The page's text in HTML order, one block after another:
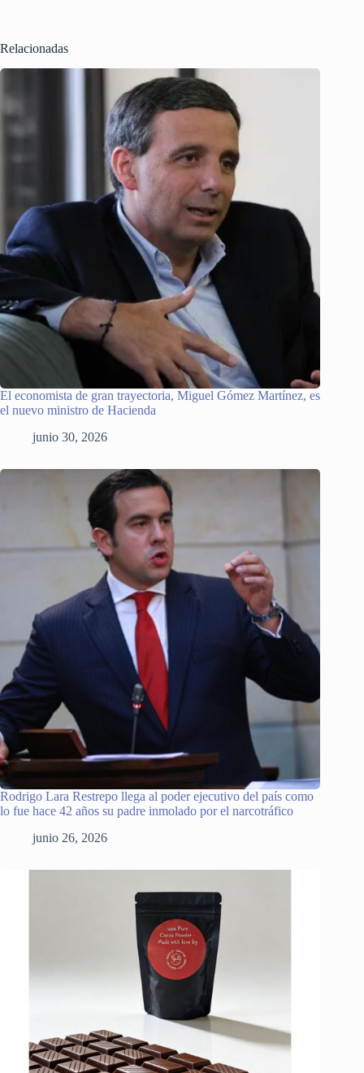
Relacionadas
El economista de gran trayectoria, Miguel Gómez Martínez, es
el nuevo ministro de Hacienda
junio 30, 2026
Rodrigo Lara Restrepo llega al poder ejecutivo del país como
lo fue hace 42 años su padre inmolado por el narcotráfico
junio 26, 2026